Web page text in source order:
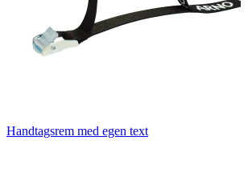
Handtagsrem med egen text